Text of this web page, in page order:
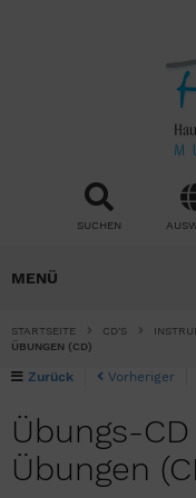
SUCHEN
MENÜ
STARTSEITE CD'S
ÜBUNGEN (CD)
Übungs-
Übungen
Zurück Vorheriger